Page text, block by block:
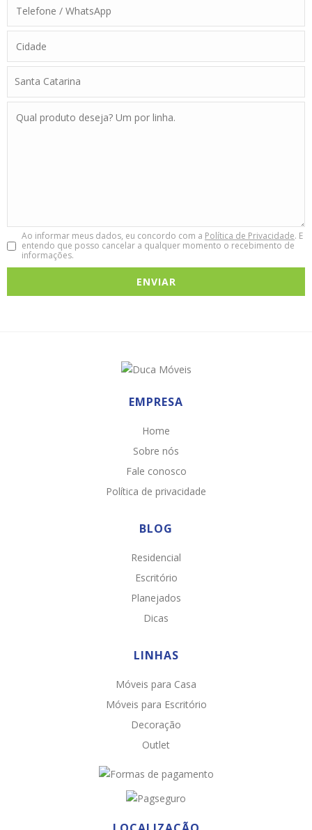
Ao informar meus dados, eu concordo com a Política de Privacidade. E
entendo que posso cancelar a qualquer momento o recebimento de
informações.
EMPRESA
Home
Sobre nós
Fale conosco
Política de privacidade
BLOG
Residencial
Escritório
Planejados
Dicas
LINHAS
Móveis para Casa
Móveis para Escritório
Decoração
Outlet
Chat WhatsApp
Por favor, preencha os campos abaixo para